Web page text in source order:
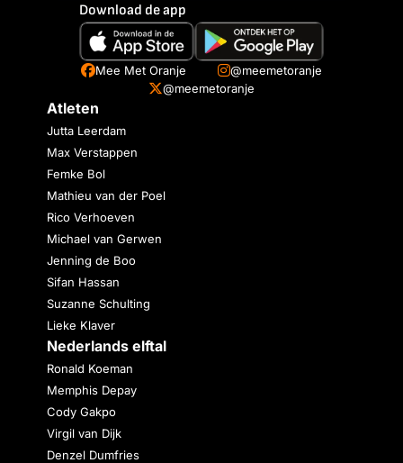
Download de app
Mee Met Oranje
@meemetoranje
@meemetoranje
Atleten
Jutta Leerdam
Max Verstappen
Femke Bol
Mathieu van der Poel
Rico Verhoeven
Michael van Gerwen
Jenning de Boo
Sifan Hassan
Suzanne Schulting
Lieke Klaver
Nederlands elftal
Ronald Koeman
Memphis Depay
Cody Gakpo
Virgil van Dijk
Denzel Dumfries